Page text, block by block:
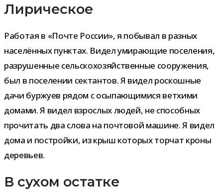
Лирическое
Работая в «Почте России», я побы­вал в раз­ных
насе­лён­ных пунк­тах. Видел уми­ра­ю­щие посе­ле­ния,
раз­ру­шен­ные сель­ско­хо­зяй­ствен­ные соору­же­ния,
был в посе­ле­нии сек­тан­тов. Я видел рос­кош­ные
дачи бур­жуев рядом с осы­па­ю­щи­мися вет­хими
домами. Я видел взрос­лых людей, не спо­соб­ных
про­чи­тать два слова на поч­то­вой машине. Я видел
дома и постройки, из крыш кото­рых тор­чат кроны
деревьев.
В сухом остатке